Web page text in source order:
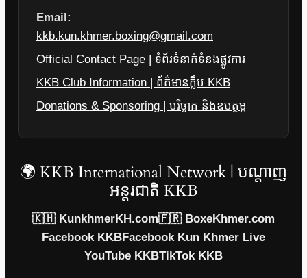
Email:
kkb.kun.khmer.boxing@gmail.com
Official Contact Page | ទំព័រទំនាក់ទំនងផ្លូវការ
KKB Club Information | ព័ត៌មានក្លឹប KKB
Donations & Sponsoring | បរិច្ចាគ និងឧបត្ថម្ភ
🌍 KKB International Network | បណ្តាញ
អន្តរជាតិ KKB
🇰🇭 KunkhmerKH.com🇫🇷 BoxeKhmer.com
Facebook KKBFacebook Kun Khmer Live
YouTube KKBTikTok KKB